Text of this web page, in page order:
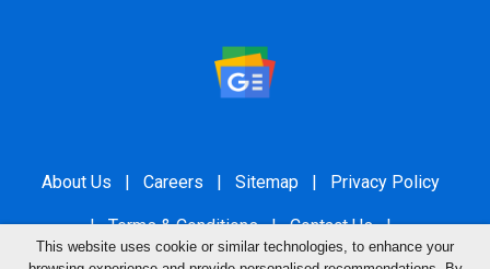
About Us | Careers | Sitemap | Privacy Policy
| Terms & Conditions | Contact Us |
This website uses cookie or similar technologies, to enhance your